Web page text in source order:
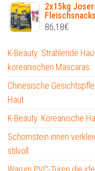
2x15kg
Fleischsnacks
86,18€
K-Beauty: Strahlende
koreanischen Mascaras
Chinesische
Haut
K-Beauty: Koreanische
Schornstein innen
stilvoll